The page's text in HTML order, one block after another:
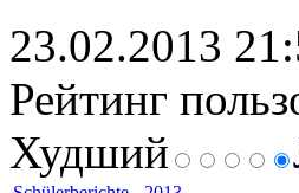
23.02.2013
Рейтинг
Худший